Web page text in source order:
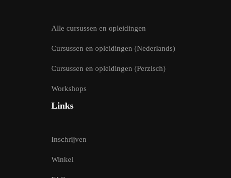
Alle cursussen en opleidingen
Cursussen en opleidingen (Nederlands)
Cursussen en opleidingen (Perzisch)
Workshops
Links
Inschrijven
Winkel